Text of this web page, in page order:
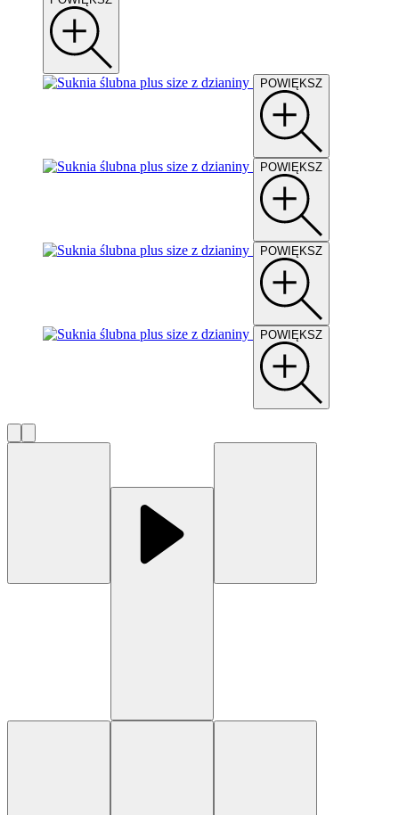
POWIĘKSZ
POWIĘKSZ
POWIĘKSZ
POWIĘKSZ